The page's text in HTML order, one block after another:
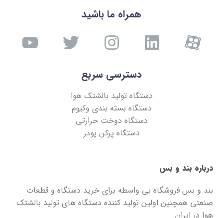
همراه ما باشید
دسترسی سریع
دستگاه تولید بالشتک هوا
دستگاه بسته بندی وکیوم
دستگاه دوخت حرارتی
دستگاه پرکن پودر
درباره بند و بس
بند و بس فروشگاه بی واسطه برای خرید دستگاه و قطعات
صنعتی همچنین اولین تولید کننده دستگاه های تولید بالشتک
هوا در ایران.